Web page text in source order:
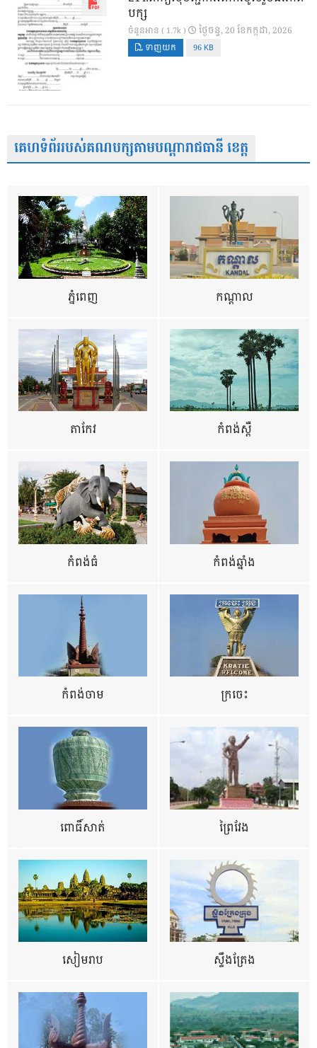
បក្ស
ចំនួនអាន ( 1.7k ) ថ្ងៃ​ចន្ទ, 20 ខែ​កក្កដា, 2026
ទាញយក 96 KB
គេហទំព័ររបស់គណបក្សតាមបណ្តារាជធានី ខេត្ត
ភ្នំពេញ កណ្តាល
តាកែវ កំពង់ស្ពឺ
កំពង់ធំ កំពង់ឆ្នាំង
កំពង់ចាម ក្រចេះ
ពោធិ៍សាត់ ព្រៃវែង
សៀមរាប ស្ទឹងត្រែង